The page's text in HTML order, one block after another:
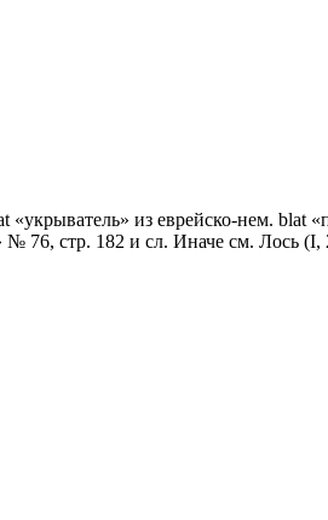
«укрыватель» из еврейско-нем. blat
76, стр. 182 и сл. Иначе см. Лось (I,